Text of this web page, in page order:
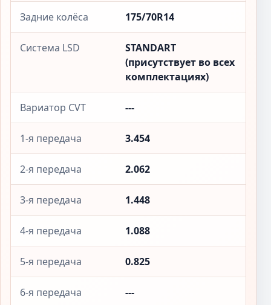
Задние колёса 175/70R14
Система LSD
STANDART
(присутствует во всех
комплектациях)
Вариатор CVT ---
1-я передача 3.454
2-я передача 2.062
3-я передача 1.448
4-я передача 1.088
5-я передача 0.825
6-я передача ---